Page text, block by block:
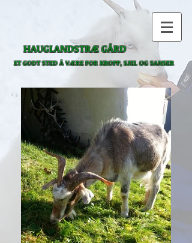
HAUGLANDSTRÆ GÅRD
ET GODT STED Å VÆREFOR KROPP, SJEL OG SANSER